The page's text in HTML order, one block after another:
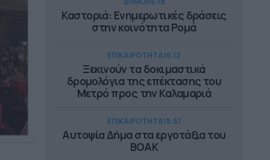
Καστοριά: Ενημερωτικές δράσεις
στην κοινότητα Ρομά
ΕΠΙΚΑΙΡΟΤΗΤΑ16.12
Ξεκινούν τα δοκιμαστικά
δρομολόγια της επέκτασης του
Μετρό προς την Καλαμαριά
ΕΠΙΚΑΙΡΟΤΗΤΑ15.57
Αυτοψία Δήμα στα εργοτάξια του
ΒΟΑΚ